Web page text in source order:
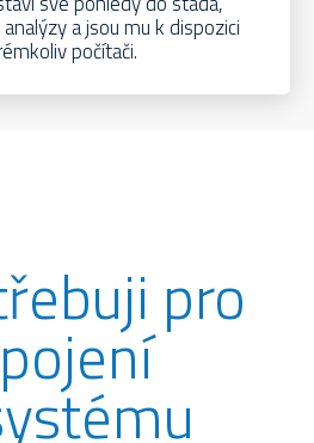
a jsou mu k dispozici
počítači.
pro